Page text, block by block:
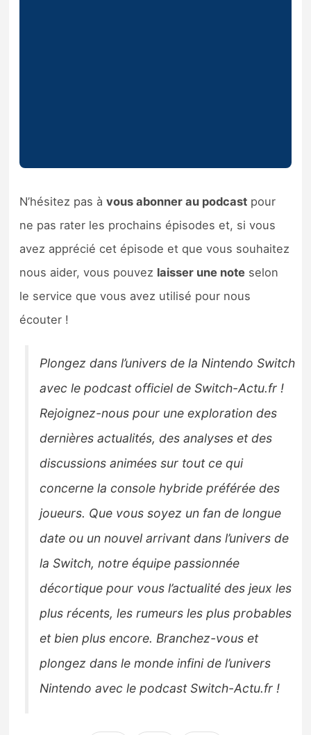
N’hésitez pas àvous abonner au podcast pour
ne pas rater les prochains épisodes et, si vous
avez apprécié cet épisode et que vous souhaitez
nous aider, vous pouvez laisser une note selon
le service que vous avez utilisé pour nous
écouter !
Plongez dans l’univers de la Nintendo Switch
avec le podcast officiel de Switch-Actu.fr !
Rejoignez-nous pour une exploration des
dernières actualités, des analyses et des
discussions animées sur tout ce qui
concerne la console hybride préférée des
joueurs. Que vous soyez un fan de longue
date ou un nouvel arrivant dans l’univers de
la Switch, notre équipe passionnée
décortique pour vous l’actualité des jeux les
plus récents, les rumeurs les plus probables
et bien plus encore. Branchez-vous et
plongez dans le monde infini de l’univers
Nintendo avec le podcast Switch-Actu.fr !